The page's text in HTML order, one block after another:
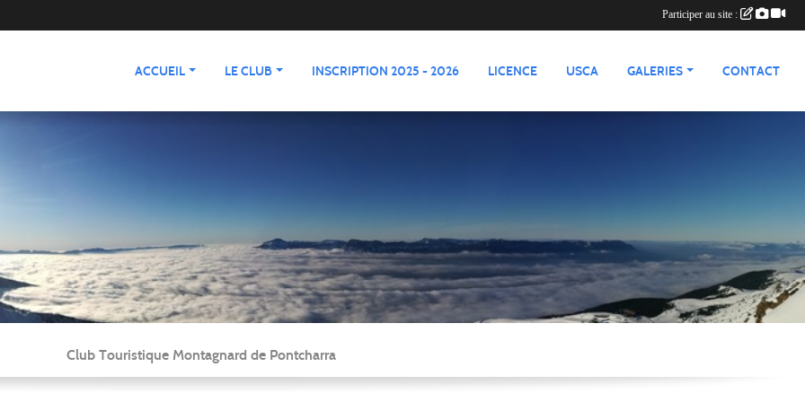
ACCUEIL LE CLUB INSCRIPTION 2025 - 2026 LICENCE USCA GALERIES CONTACT
Club Touristique Montagnard de Pontcharra
Participer au site :